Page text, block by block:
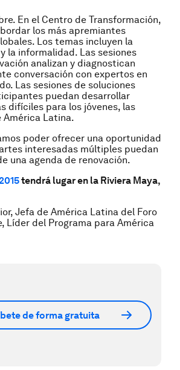
En el Centro de Transformación,
los más apremiantes
Los temas incluyen la
la informalidad. Las sesiones
analizan y diagnostican
conversación con expertos en
Las sesiones de soluciones
puedan desarrollar
difíciles para los jóvenes, las
Latina.
poder ofrecer una oportunidad
interesadas múltiples puedan
una agenda de renovación.
tendrá lugar en la Riviera Maya,
Jefa de América Latina del Foro
Líder del Programa para América
de forma gratuita